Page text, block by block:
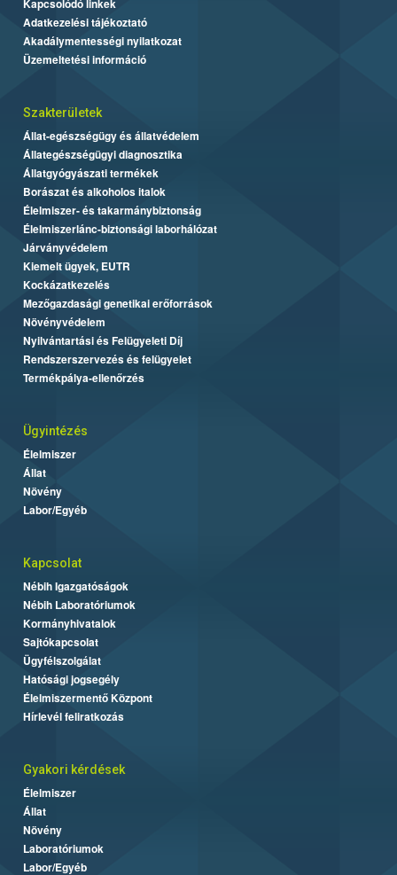
Kapcsolódó linkek
Adatkezelési tájékoztató
Akadálymentességi nyilatkozat
Üzemeltetési információ
Szakterületek
Állat-egészségügy és állatvédelem
Állategészségügyi diagnosztika
Állatgyógyászati termékek
Borászat és alkoholos italok
Élelmiszer- és takarmánybiztonság
Élelmiszerlánc-biztonsági laborhálózat
Járványvédelem
Kiemelt ügyek, EUTR
Kockázatkezelés
Mezőgazdasági genetikai erőforrások
Növényvédelem
Nyilvántartási és Felügyeleti Díj
Rendszerszervezés és felügyelet
Termékpálya-ellenőrzés
Ügyintézés
Élelmiszer
Állat
Növény
Labor/Egyéb
Kapcsolat
Nébih Igazgatóságok
Nébih Laboratóriumok
Kormányhivatalok
Sajtókapcsolat
Ügyfélszolgálat
Hatósági jogsegély
Élelmiszermentő Központ
Hírlevél feliratkozás
Gyakori kérdések
Élelmiszer
Állat
Növény
Laboratóriumok
Labor/Egyéb